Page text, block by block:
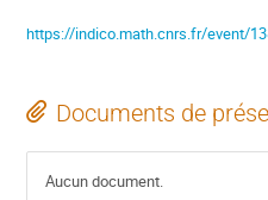
https://indico.math.cnrs.fr/event/
Documents de
Aucun document.